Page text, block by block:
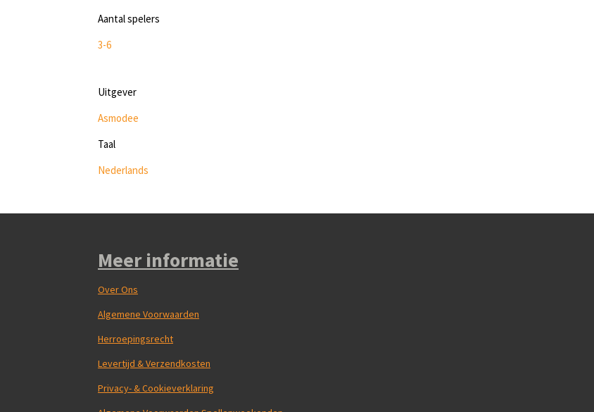
Aantal spelers
3-6
Uitgever
Asmodee
Taal
Nederlands
Meer informatie
Over Ons
Algemene Voorwaarden
Herroepingsrecht
Levertijd & Verzendkosten
Privacy- & Cookieverklaring